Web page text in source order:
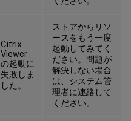
Citrix
Viewer
の起動に
失敗しま
した。
ストアからリソ
ースをもう一度
起動してみてく
ださい。問題が
解決しない場合
は、システム管
理者に連絡して
ください。